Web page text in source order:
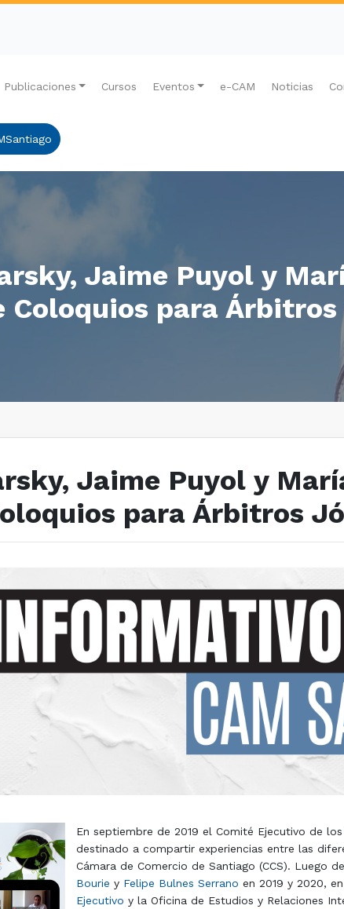
Publicaciones Cursos Eventos e-CAM Noticias
Jaime Puyol y
Coloquios para
Jaime Puyol y
para Árbitros
En septiembre de 2019 el Comité Ejecutivo de
destinado a compartir experiencias entre las
Cámara de Comercio de Santiago (CCS). Luego
Bourie y Felipe Bulnes Serrano en 2019 y 2020,
Ejecutivo y la Oficina de Estudios y Relaciones